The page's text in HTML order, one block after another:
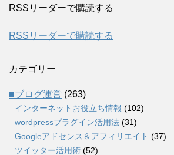
RSSリーダーで購読する
RSSリーダーで購読する
カテゴリー
■ブログ運営 (263)
インターネットお役立ち情報 (102)
wordpressプラグイン活用法 (31)
Googleアドセンス＆アフィリエイト (37)
ツイッター活用術 (52)